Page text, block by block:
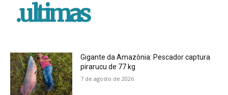
.ultimas
Gigante da Amazônia: Pescador captura
pirarucu de 77 kg
7 de agosto de 2026